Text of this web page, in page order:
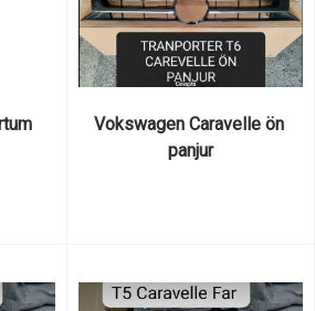
Vokswagen Caravelle ön
panjur